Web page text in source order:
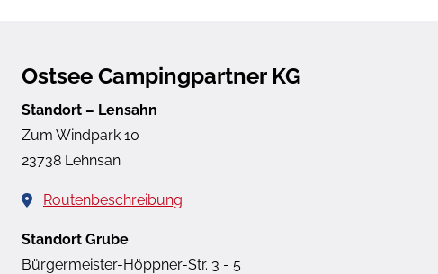
Ostsee Campingpartner KG
Standort – Lensahn
Zum Windpark 10
23738 Lehnsan
Routenbeschreibung
Standort Grube
Bürgermeister-Höppner-Str. 3 - 5